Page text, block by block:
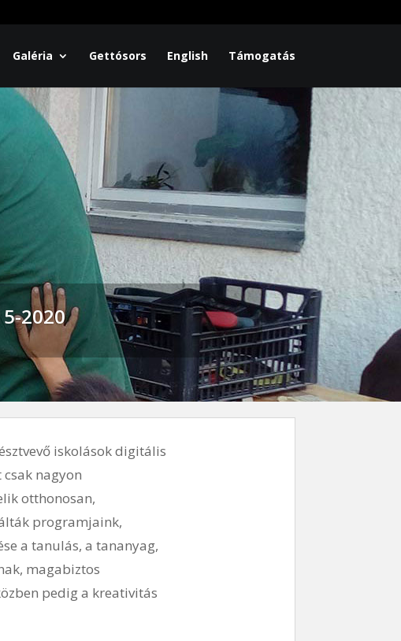
Galéria Gettósors English Támogatás
2020
iskolások digitális
nagyon
otthonosan,
programjaink,
a tanulás, a tananyag,
magabiztos
pedig a kreativitás